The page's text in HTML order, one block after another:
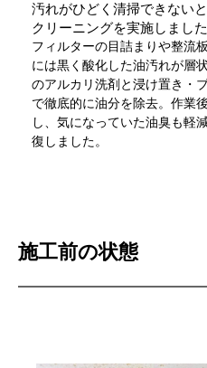
汚れがひどく清掃できない
クリーニングを実施しました
フィルターの目詰まりや整流
には黒く酸化した油汚れが層
のアルカリ洗剤と浸け置き・
で徹底的に油分を除去。作業
し、気になっていた油臭も軽
復しました。
施工前の状態